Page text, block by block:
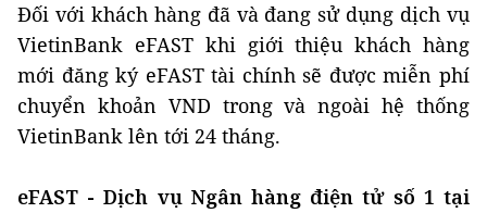
Đối với khách hàng đã và đang sử dụng dịch vụ
VietinBank eFAST khi giới thiệu khách hàng
mới đăng ký eFAST tài chính sẽ được miễn phí
chuyển khoản VND trong và ngoài hệ thống
VietinBank lên tới 24 tháng.
eFAST - Dịch vụ Ngân hàng điện tử số 1 tại